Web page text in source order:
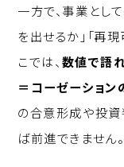
一方で、事業とし
を出せるか」「再
こでは、 数値で語
＝コーゼーション
の合意形成や投資
ば前進できません。